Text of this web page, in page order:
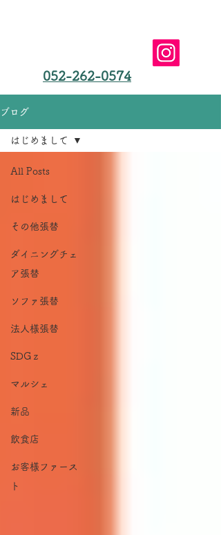
052-262-0574
ブログ
All Posts
はじめまして
その他張替
ダイニングチェ
ア張替
ソファ張替
法人様張替
SDGｚ
マルシェ
新品
飲食店
お客様ファース
ト
はじめまして